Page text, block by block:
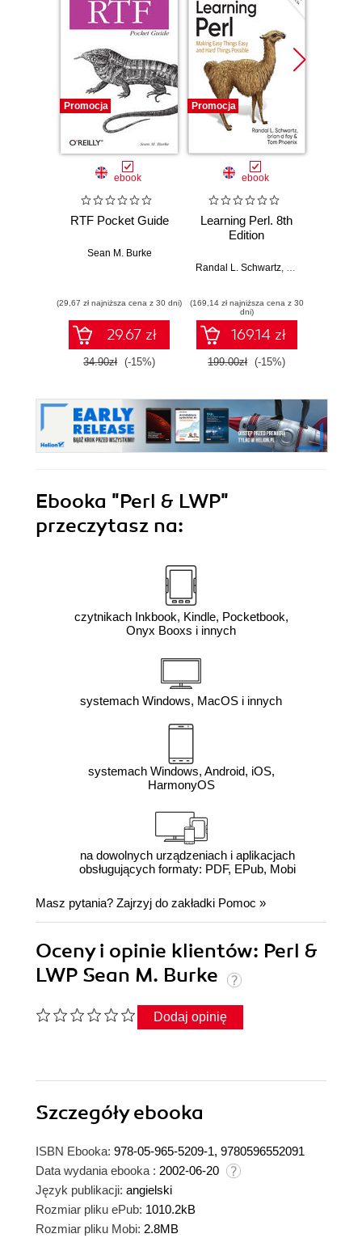
Promocja
ebook
RTF Pocket Guide
Sean M. Burke
(29,67 zł najniższa cena z 30 dni)
29.67 zł
34.90zł (-15%)
Promocja
ebook
Learning Perl. 8th
Edition
Randal L. Schwartz, brian d foy
(169,14 zł najniższa cena z 30
dni)
169.14 zł
199.00zł (-15%)
Ebooka "Perl & LWP"
przeczytasz na:
czytnikach Inkbook, Kindle, Pocketbook,
Onyx Booxs i innych
systemach Windows, MacOS i innych
systemach Windows, Android, iOS,
HarmonyOS
na dowolnych urządzeniach i aplikacjach
obsługujących formaty: PDF, EPub, Mobi
Masz pytania? Zajrzyj do zakładki Pomoc »
Oceny i opinie klientów: Perl &
LWP Sean M. Burke
Dodaj opinię
Szczegółyebooka
ISBN Ebooka: 978-05-965-5209-1, 9780596552091
Data wydania ebooka : 2002-06-20
Język publikacji: angielski
Rozmiar pliku ePub: 1010.2kB
Rozmiar pliku Mobi: 2.8MB